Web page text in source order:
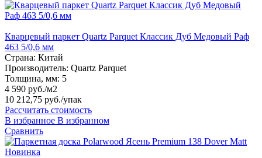
Кварцевый паркет Quartz Parquet Классик Дуб Медовый Раф
463 5/0,6 мм
Страна: Китай
Производитель: Quartz Parquet
Толщина, мм: 5
4 590 руб./м2
10 212,75 руб./упак
Рассчитать стоимость
В избранное В избранном
Сравнить
Новинка